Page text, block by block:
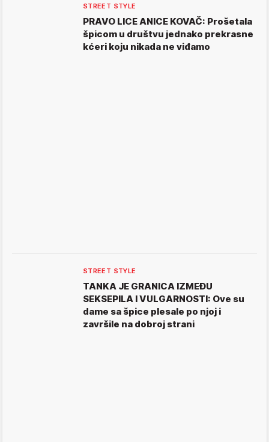
STREET STYLE
PRAVO LICE ANICE KOVAČ: Prošetala
špicom u društvu jednako prekrasne
kćeri koju nikada ne viđamo
STREET STYLE
TANKA JE GRANICA IZMEĐU
SEKSEPILA I VULGARNOSTI: Ove su
dame sa špice plesale po njoj i
završile na dobroj strani